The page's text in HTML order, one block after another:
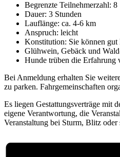
Begrenzte Teilnehmerzahl: 8
Dauer: 3 Stunden
Lauflänge: ca. 4-6 km
Anspruch: leicht
Konstitution: Sie können
Glühwein, Gebäck und
Hunde trüben die Erfahrung
Bei Anmeldung erhalten Sie
zu parken. Fahrgemeinschaften
Es liegen Gestattungsverträge mit
eigene Verantwortung, die
Veranstaltung bei Sturm, Blitz